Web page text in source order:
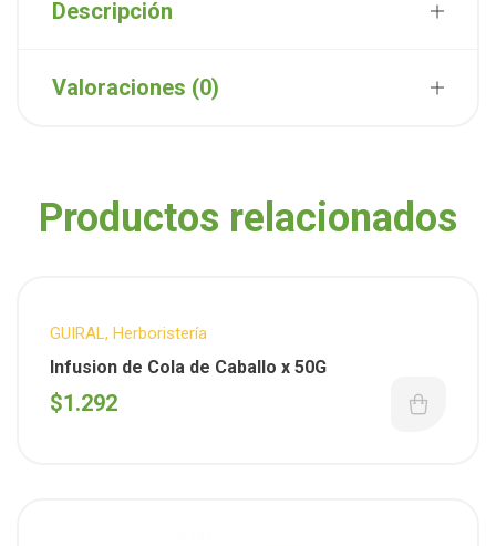
Descripción
Valoraciones (0)
Productos relacionados
GUIRAL, Herboristería
Infusion de Cola de Caballo x 50G
$1.292